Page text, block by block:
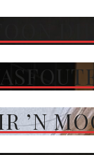
’N